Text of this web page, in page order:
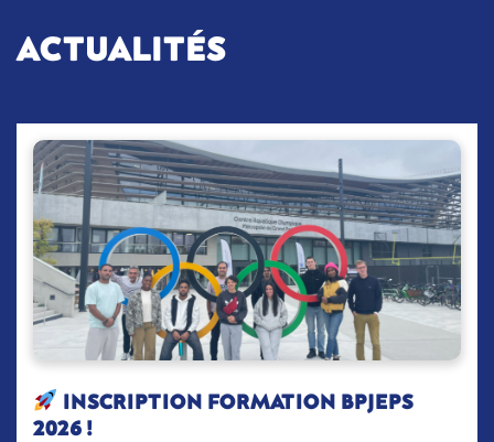
ACTUALITÉS
INSCRIPTION FORMATION BPJEPS
2026 !